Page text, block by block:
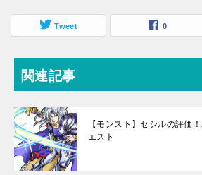
Tweet 0
関連記事
【モンスト】セシルの評価
エスト